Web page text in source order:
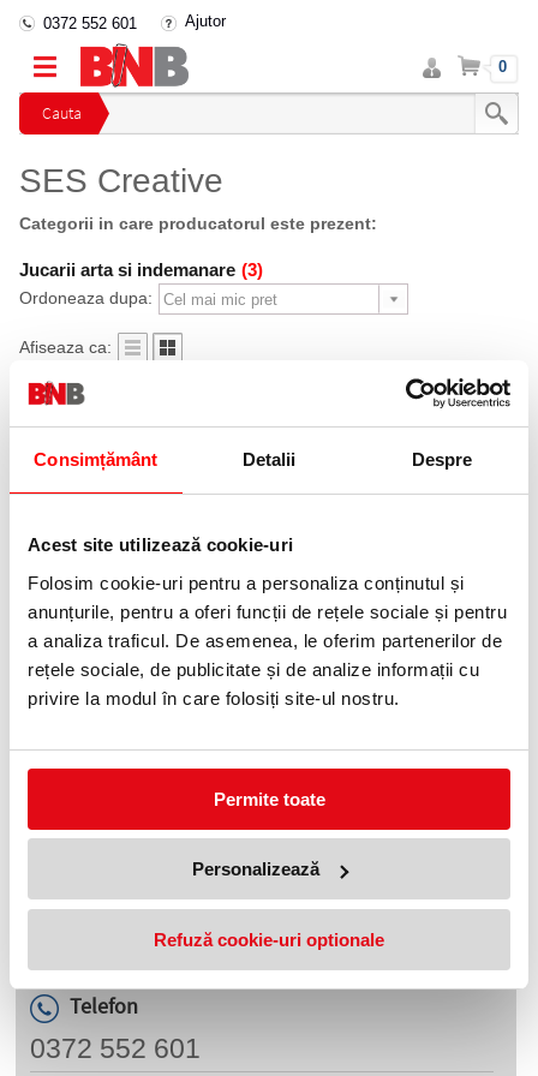
Consimțământ Detalii Despre
Acest site utilizează cookie-uri
Folosim cookie-uri pentru a personaliza conținutul și
anunțurile, pentru a oferi funcții de rețele sociale și pentru
a analiza traficul. De asemenea, le oferim partenerilor de
rețele sociale, de publicitate și de analize informații cu
privire la modul în care folosiți site-ul nostru.
Permite toate
Personalizează
Refuză cookie-uri optionale
Cauta
0372 552 601 Ajutor
Intra
in
cont
Cos 0
SES Creative
Categorii in care producatorul este prezent:
Jucarii arta si indemanare (3)
Ordoneaza dupa:
Afiseaza ca:
Ses L.O.L GLITTER STICKERS
23,90 lei (pret cu TVA)
Ses L.O.L TATTOOS
METALLIC
32,90 lei(pret cu TVA)
Anunta-ma cand revine in stoc
Stickere pentru unghii, 198
32,90 lei(pret cu TVA)
Telefon
0372 552 601